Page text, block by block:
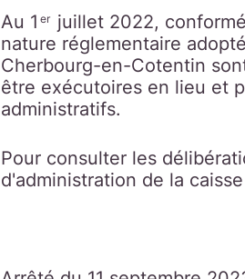
Au 1 er juillet 2022,
nature réglementaire
Cherbourg-en-Cotentin
être exécutoires en lieu et
administratifs.
Pour consulter les
d'administration de la